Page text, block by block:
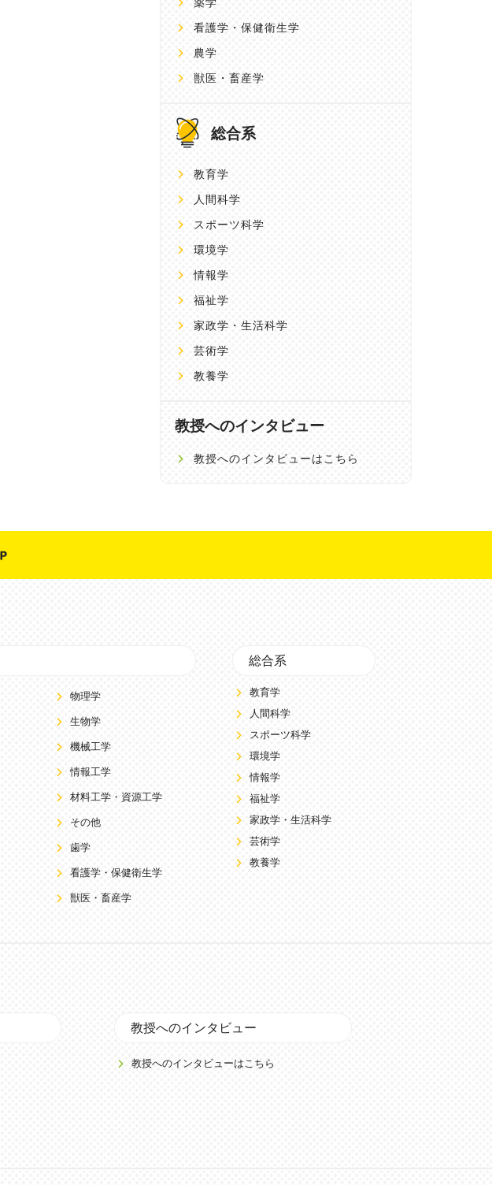
看護学・保健衛生学
農学
獣医・畜産学
総合系
教育学
人間科学
スポーツ科学
環境学
情報学
福祉学
家政学・生活科学
芸術学
教養学
教授へのインタビュー
教授へのインタビューはこちら
物理学
生物学
機械工学
情報工学
材料工学・資源工学
その他
歯学
看護学・保健衛生学
獣医・畜産学
総合系
教育学
人間科学
スポーツ科学
環境学
情報学
福祉学
家政学・生活科学
芸術学
教養学
教授へのインタビュー
教授へのインタビューはこちら